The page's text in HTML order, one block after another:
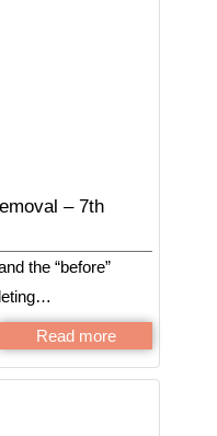
– 7th
the “before”
Read more